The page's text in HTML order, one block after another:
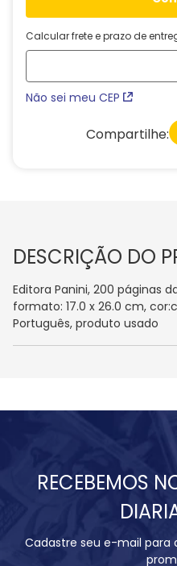
Calcular frete e prazo de
Não sei meu CEP
Compartilhe:
DESCRIÇÃO DO
Editora Panini, 200 páginas
formato: 17.0 x 26.0 cm,
Português, produto usado
RECEBEMOS
Cadastre seu e-mail para